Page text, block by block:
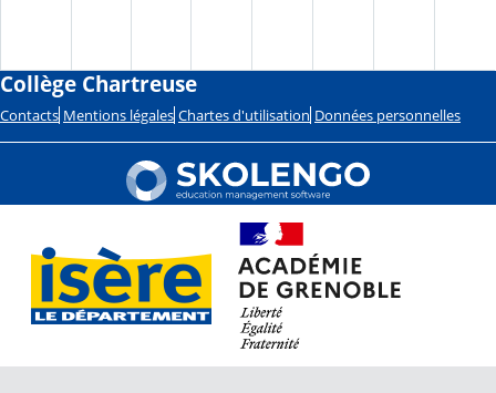
Collège Chartreuse
Contacts Mentions légales Chartes d'utilisation Données personnelles